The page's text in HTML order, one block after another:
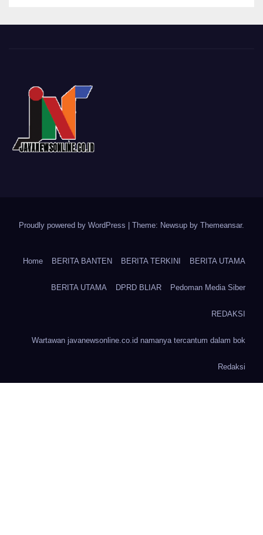
Proudly powered by WordPress | Theme: Newsup by Themeansar.
Home BERITA BANTEN BERITA TERKINI BERITA UTAMA
BERITA UTAMA DPRD BLIAR Pedoman Media Siber
REDAKSI
Wartawan javanewsonline.co.id namanya tercantum dalam bok
Redaksi